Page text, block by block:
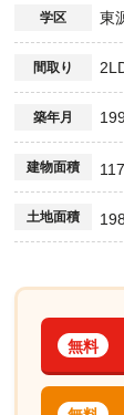
学区 東
間取り
築年月
建物面積
土地面積
無料